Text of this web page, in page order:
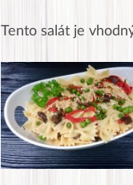
Tento salát je